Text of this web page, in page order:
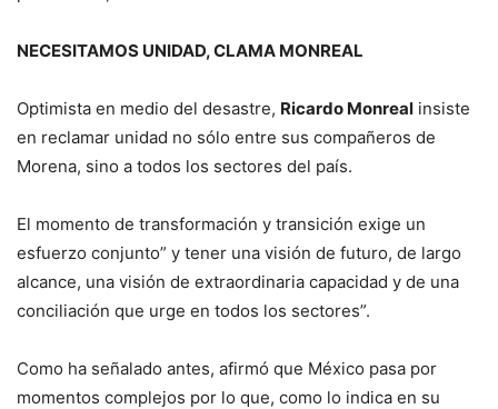
NECESITAMOS UNIDAD, CLAMA MONREAL
Optimista en medio del desastre, Ricardo Monreal insiste
en reclamar unidad no sólo entre sus compañeros de
Morena, sino a todos los sectores del país.
El momento de transformación y transición exige un
esfuerzo conjunto” y tener una visión de futuro, de largo
alcance, una visión de extraordinaria capacidad y de una
conciliación que urge en todos los sectores”.
Como ha señalado antes, afirmó que México pasa por
momentos complejos por lo que, como lo indica en su